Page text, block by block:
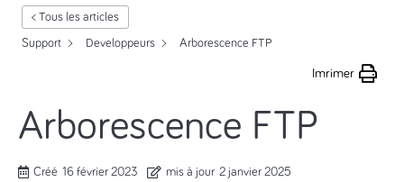
< Tous les articles
Support Developpeurs Arborescence FTP
Imrimer
Arborescence FTP
Créé 16 février 2023 mis à jour 2 janvier 2025